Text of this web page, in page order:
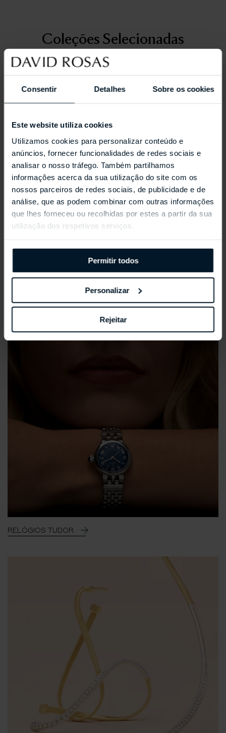
Consentir Detalhes Sobre os cookies
Este website utiliza cookies
Utilizamos cookies para personalizar conteúdo e
anúncios, fornecer funcionalidades de redes sociais e
analisar o nosso tráfego. Também partilhamos
informações acerca da sua utilização do site com os
nossos parceiros de redes sociais, de publicidade e de
análise, que as podem combinar com outras informações
que lhes forneceu ou recolhidas por estes a partir da sua
utilização dos respetivos serviços.
Permitir todos
Personalizar
Rejeitar
Coleções Selecionadas
REPOSSI ANTIFER
RELÓGIOS TUDOR